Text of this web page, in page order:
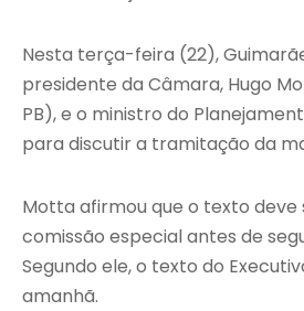
Nesta terça-feira (22),
presidente da Câmara, Hugo
PB), e o ministro do
para discutir a tramitação da
Motta afirmou que o texto deve
comissão especial antes de
Segundo ele, o texto do
amanhã.